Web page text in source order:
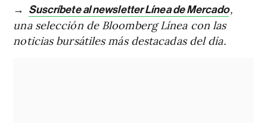
→ Suscríbete al newsletter Línea de Mercado,
una selección de Bloomberg Línea con las
noticias bursátiles más destacadas del día.